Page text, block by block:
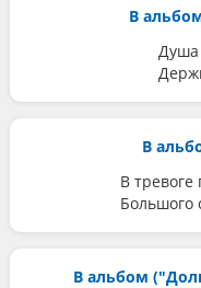
В
Душа
В
В тревоге
Большого
В альбом